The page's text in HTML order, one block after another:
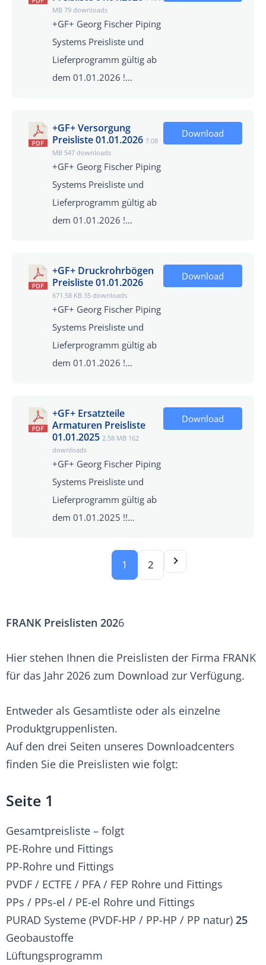
MB 79 downloads
+GF+ Georg Fischer Piping
Systems Preisliste und
Lieferprogramm gültig ab
dem 01.01.2026 !…
+GF+ Versorgung
Preisliste 01.01.2026 7.08
MB 547 downloads
+GF+ Georg Fischer Piping
Systems Preisliste und
Lieferprogramm gültig ab
dem 01.01.2026 !…
Download
+GF+ Druckrohrbögen
Preisliste 01.01.2026
671.58 KB 35 downloads
+GF+ Georg Fischer Piping
Systems Preisliste und
Lieferprogramm gültig ab
dem 01.01.2026 !…
Download
+GF+ Ersatzteile
Armaturen Preisliste
01.01.2025 2.58 MB 162
downloads
+GF+ Georg Fischer Piping
Systems Preisliste und
Lieferprogramm gültig ab
dem 01.01.2025 !!…
Download
1 2
FRANK Preislisten 2026
Hier stehen Ihnen die Preislisten der Firma FRANK
für das Jahr 2026 zum Download zur Verfügung.
Entweder als Gesamtliste oder als einzelne
Produktgruppenlisten.
Auf den drei Seiten unseres Downloadcenters
finden Sie die Preislisten wie folgt:
Seite 1
Gesamtpreisliste – folgt
PE-Rohre und Fittings
PP-Rohre und Fittings
PVDF / ECTFE / PFA / FEP Rohre und Fittings
PPs / PPs-el / PE-el Rohre und Fittings
PURAD Systeme (PVDF-HP / PP-HP / PP natur) 25
Geobaustoffe
Lüftungsprogramm